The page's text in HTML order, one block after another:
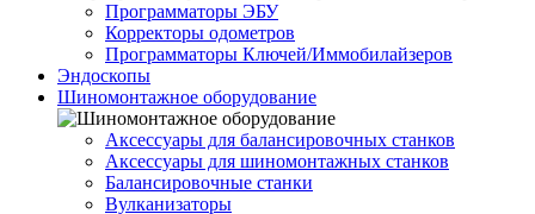
Программаторы ЭБУ
Корректоры одометров
Программаторы Ключей/Иммобилайзеров
Эндоскопы
Шиномонтажное оборудование
Аксессуары для балансировочных станков
Аксессуары для шиномонтажных станков
Балансировочные станки
Вулканизаторы